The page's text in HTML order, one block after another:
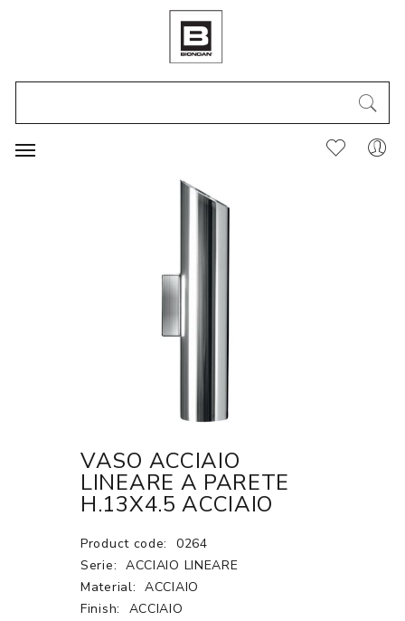
VASO ACCIAIO
LINEARE A PARETE
H.13X4.5 ACCIAIO
Product code:
0264
Serie: ACCIAIO LINEARE
Material: ACCIAIO
Finish:
ACCIAIO